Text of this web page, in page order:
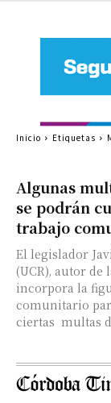
Algunas
se podrán
trabajo
El legislador
(UCR), autor
incorpora la
comunitario
ciertas multas
Inicio Etiquetas